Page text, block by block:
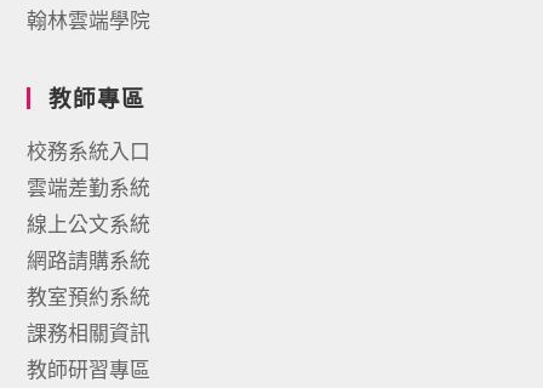
翰林雲端學院
教師專區
校務系統入口
雲端差勤系統
線上公文系統
網路請購系統
教室預約系統
課務相關資訊
教師研習專區